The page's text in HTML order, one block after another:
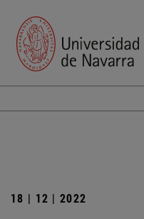
18 | 12 | 2022